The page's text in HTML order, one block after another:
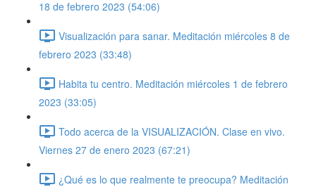
18 de febrero 2023 (54:06)
Visualización para sanar. Meditación miércoles 8 de
febrero 2023 (33:48)
Habita tu centro. Meditación miércoles 1 de febrero
2023 (33:05)
Todo acerca de la VISUALIZACIÓN. Clase en vivo.
Viernes 27 de enero 2023 (67:21)
¿Qué es lo que realmente te preocupa? Meditación